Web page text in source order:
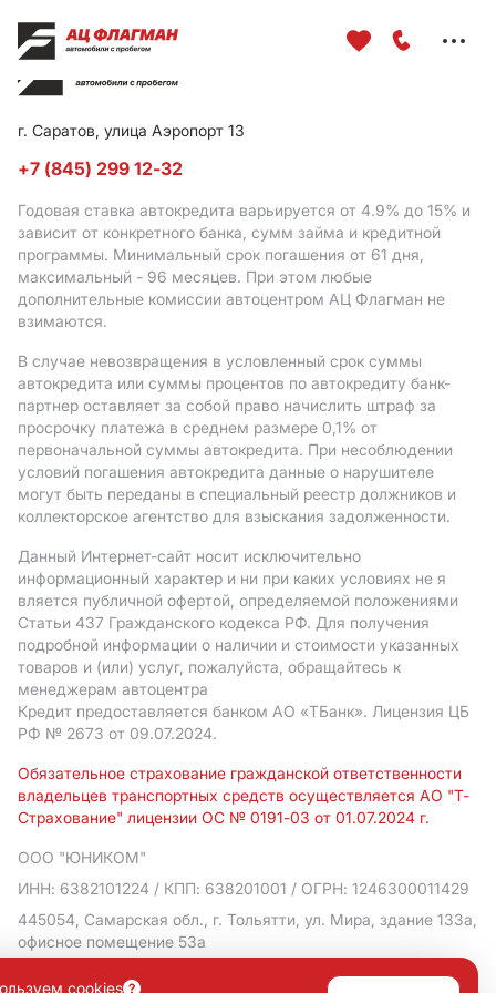
г. Саратов, улица Аэропорт 13
+7 (845) 299 12-32
Годовая ставка автокредита варьируется от 4.9% до 15% и
зависит от конкретного банка, сумм займа и кредитной
программы. Минимальный срок погашения от 61 дня,
максимальный - 96 месяцев. При этом любые
дополнительные комиссии автоцентром АЦ Флагман не
взимаются.
В случае невозвращения в условленный срок суммы
автокредита или суммы процентов по автокредиту банк-
партнер оставляет за собой право начислить штраф за
просрочку платежа в среднем размере 0,1% от
первоначальной суммы автокредита. При несоблюдении
условий погашения автокредита данные о нарушителе
могут быть переданы в специальный реестр должников и
коллекторское агентство для взыскания задолженности.
Данный Интернет-сайт носит исключительно
информационный характер и ни при каких условиях не я
вляется публичной офертой, определяемой положениями
Статьи 437 Гражданского кодекса РФ. Для получения
подробной информации о наличии и стоимости указанных
товаров и (или) услуг, пожалуйста, обращайтесь к
менеджерам автоцентра
Кредит предоставляется банком АO «ТБанк». Лицензия ЦБ
РФ № 2673 от 09.07.2024.
Обязательное страхование гражданской ответственности
владельцев транспортных средств осуществляется АО "Т-
Страхование" лицензии ОС № 0191-03 от 01.07.2024 г.
ООО "ЮНИКОМ"
ИНН: 6382101224 / КПП: 638201001 / ОГРН: 1246300011429
445054, Самарская обл., г. Тольятти, ул. Мира, здание 133а,
офисное помещение 53а
Политика в отношении обработки персональных данных
cookies